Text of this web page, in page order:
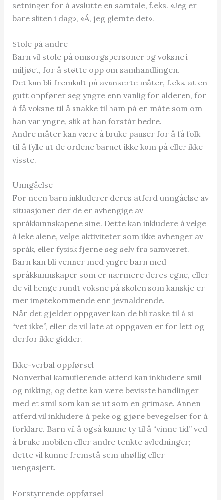
setninger for å avslutte en samtale, f.eks. «Jeg er
bare sliten i dag», «Å, jeg glemte det».
Stole på andre
Barn vil stole på omsorgspersoner og voksne i
miljøet, for å støtte opp om samhandlingen.
Det kan bli fremkalt på avanserte måter, f.eks. at en
gutt oppfører seg yngre enn vanlig for alderen, for
å få voksne til å snakke til ham på en måte som om
han var yngre, slik at han forstår bedre.
Andre måter kan være å bruke pauser for å få folk
til å fylle ut de ordene barnet ikke kom på eller ikke
visste.
Unngåelse
For noen barn inkluderer deres atferd unngåelse av
situasjoner der de er avhengige av
språkkunnskapene sine. Dette kan inkludere å velge
å leke alene, velge aktiviteter som ikke avhenger av
språk, eller fysisk fjerne seg selv fra samværet.
Barn kan bli venner med yngre barn med
språkkunnskaper som er nærmere deres egne, eller
de vil henge rundt voksne på skolen som kanskje er
mer imøtekommende enn jevnaldrende.
Når det gjelder oppgaver kan de bli raske til å si
“vet ikke”, eller de vil late at oppgaven er for lett og
derfor ikke gidder.
Ikke-verbal oppførsel
Nonverbal kamuflerende atferd kan inkludere smil
og nikking, og dette kan være bevisste handlinger
med et smil som kan se ut som en grimase. Annen
atferd vil inkludere å peke og gjøre bevegelser for å
forklare. Barn vil å også kunne ty til å “vinne tid” ved
å bruke mobilen eller andre tenkte avledninger;
dette vil kunne fremstå som uhøflig eller
uengasjert.
Forstyrrende oppførsel